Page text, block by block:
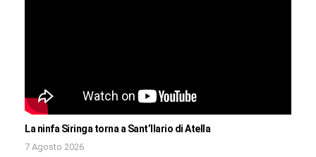
La ninfa Siringa torna a Sant’Ilario di Atella
7 Agosto 2026